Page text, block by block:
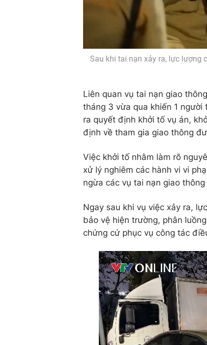
Sau khi tai nạn xảy ra, lực lượng
Liên quan vụ tai nạn giao
tháng 3 vừa qua khiến 1 người
ra quyết định khởi tố vụ án,
định về tham gia giao thông
Việc khởi tố nhằm làm rõ
xử lý nghiêm các hành vi vi
ngừa các vụ tai nạn giao
Ngay sau khi vụ việc xảy ra,
bảo vệ hiện trường, phân
chứng cứ phục vụ công tác